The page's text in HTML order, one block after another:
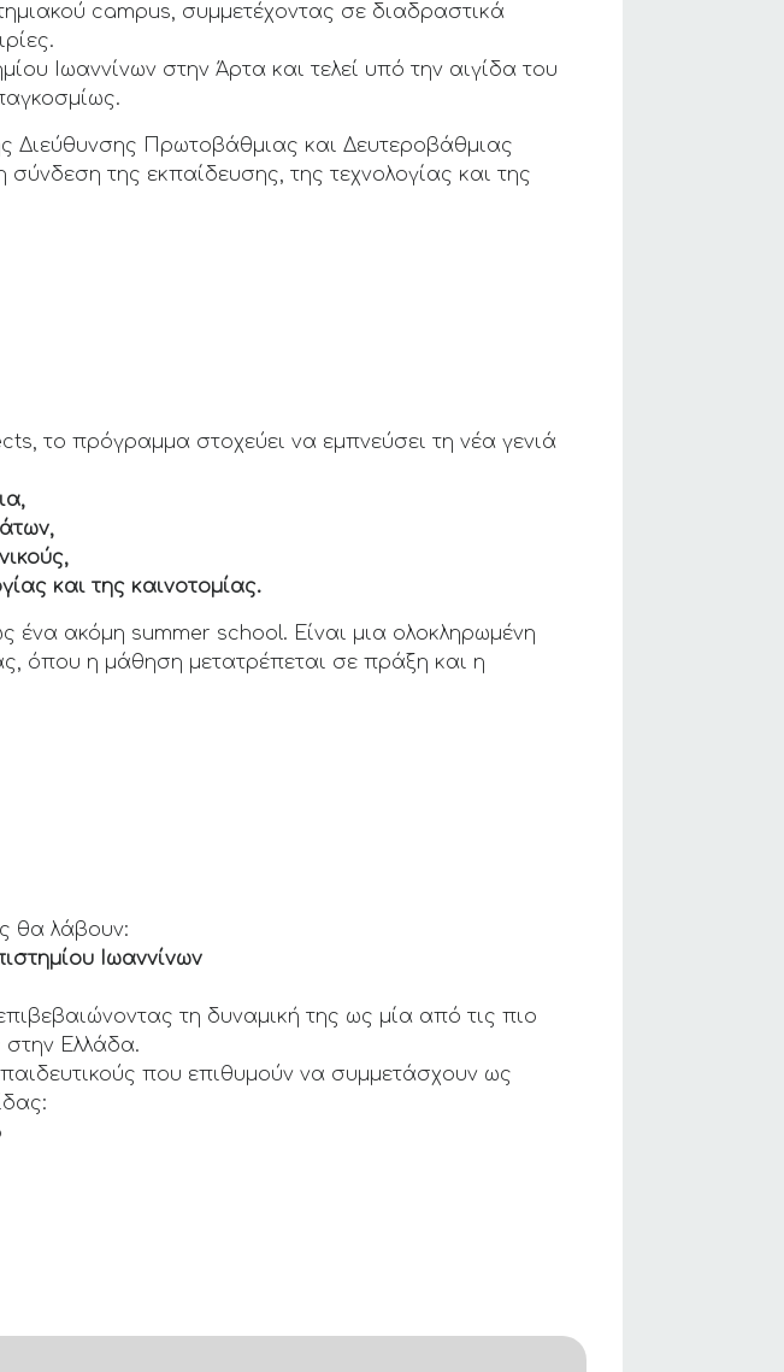
campus, συμμετέχοντας σε διαδραστικά
Ιωαννίνων στην Άρτα και τελεί υπό την αιγίδα του
Διεύθυνσης Πρωτοβάθμιας και Δευτεροβάθμιας
της εκπαίδευσης, της τεχνολογίας και της
το πρόγραμμα στοχεύει να εμπνεύσει τη νέα γενιά
και της καινοτομίας.
ένα ακόμη summer school. Είναι μια ολοκληρωμένη
όπου η μάθηση μετατρέπεται σε πράξη και η
θα λάβουν:
Ιωαννίνων
τη δυναμική της ως μία από τις πιο
στην Ελλάδα.
που επιθυμούν να συμμετάσχουν ως